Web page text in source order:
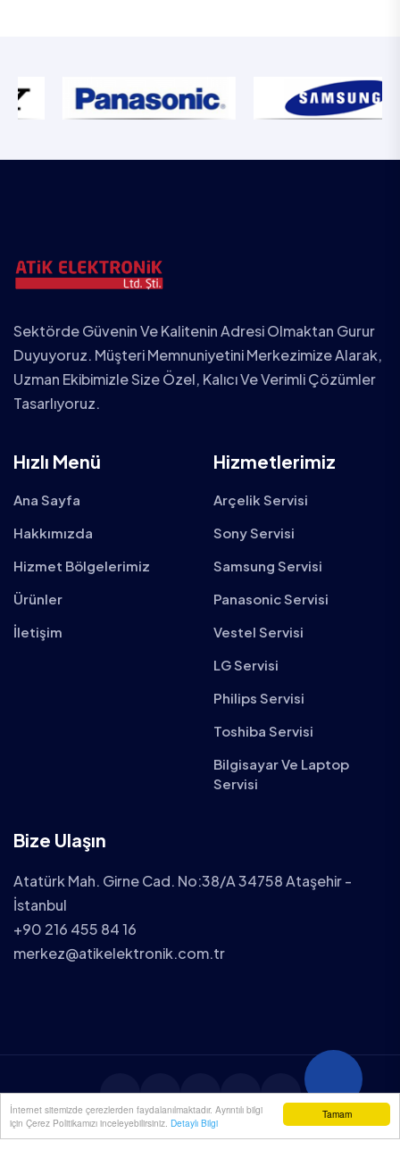
Tamam
İnternet sitemizde çerezlerden faydalanılmaktadır. Ayrıntılı bilgi
için Çerez Politikamızı inceleyebilirsiniz. Detaylı Bilgi
Sektörde Güvenin Ve Kalitenin Adresi Olmaktan Gurur
Duyuyoruz. Müşteri Memnuniyetini Merkezimize Alarak,
Uzman Ekibimizle Size Özel, Kalıcı Ve Verimli Çözümler
Tasarlıyoruz.
Hızlı Menü
Ana Sayfa
Hakkımızda
Hizmet Bölgelerimiz
Ürünler
İletişim
Hizmetlerimiz
Arçelik Servisi
Sony Servisi
Samsung Servisi
Panasonic Servisi
Vestel Servisi
LG Servisi
Philips Servisi
Toshiba Servisi
Bilgisayar Ve Laptop
Servisi
Bize Ulaşın
Atatürk Mah. Girne Cad. No:38/A 34758 Ataşehir -
İstanbul
+90 216 455 84 16
merkez@atikelektronik.com.tr
2025 ATİK ELEKTRONİK TÜM HAKLARI SAKLIDIR.